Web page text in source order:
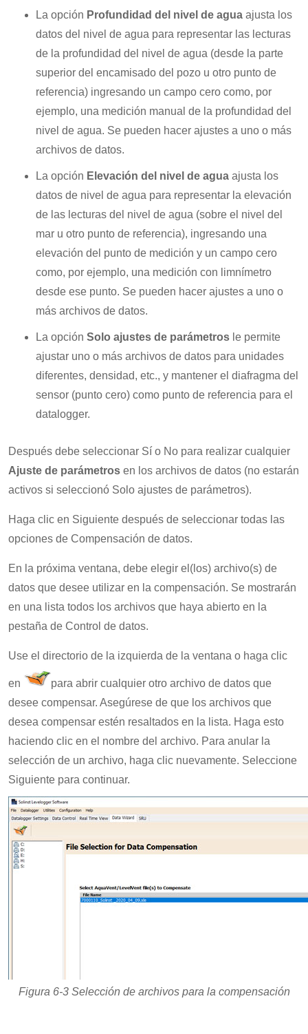
La opción Profundidad del nivel de agua ajusta los
datos del nivel de agua para representar las lecturas
de la profundidad del nivel de agua (desde la parte
superior del encamisado del pozo u otro punto de
referencia) ingresando un campo cero como, por
ejemplo, una medición manual de la profundidad del
nivel de agua. Se pueden hacer ajustes a uno o más
archivos de datos.
La opción Elevación del nivel de agua ajusta los
datos de nivel de agua para representar la elevación
de las lecturas del nivel de agua (sobre el nivel del
mar u otro punto de referencia), ingresando una
elevación del punto de medición y un campo cero
como, por ejemplo, una medición con limnímetro
desde ese punto. Se pueden hacer ajustes a uno o
más archivos de datos.
La opción Solo ajustes de parámetros le permite
ajustar uno o más archivos de datos para unidades
diferentes, densidad, etc., y mantener el diafragma del
sensor (punto cero) como punto de referencia para el
datalogger.
Después debe seleccionar Sí o No para realizar cualquier
Ajuste de parámetros en los archivos de datos (no estarán
activos si seleccionó Solo ajustes de parámetros).
Haga clic en Siguiente después de seleccionar todas las
opciones de Compensación de datos.
En la próxima ventana, debe elegir el(los) archivo(s) de
datos que desee utilizar en la compensación. Se mostrarán
en una lista todos los archivos que haya abierto en la
pestaña de Control de datos.
Use el directorio de la izquierda de la ventana o haga clic
en
para abrir cualquier otro archivo de datos que
desee compensar. Asegúrese de que los archivos que
desea compensar estén resaltados en la lista. Haga esto
haciendo clic en el nombre del archivo. Para anular la
selección de un archivo, haga clic nuevamente. Seleccione
Siguiente para continuar.
Figura 6-3 Selección de archivos para la compensación